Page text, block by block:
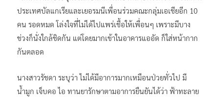
“เดินทางมาประชุมร่วมกับนักการเมืองหลายพรรคจากทั่วโลก ที่
ประเทศบัลแกเรียและเยอรมนีเพื่อนร่วมคณะกลุ่มเอเชียอีก 10
กันตลอด